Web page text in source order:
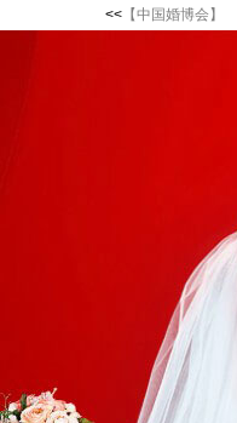
<< 【中国婚博会】